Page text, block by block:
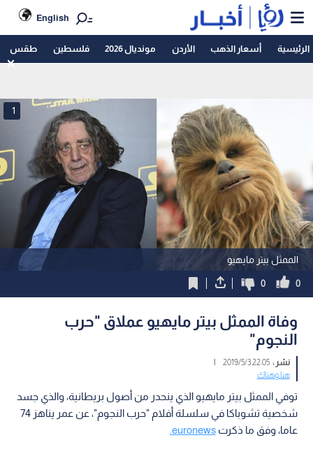
English
الرئيسية أسعار الذهب الأردن مونديال 2026 فلسطين طقس
الممثل بيتر مايهيو
1
0
0
وفاة الممثل بيتر مايهيو عملاق "حرب
النجوم"
نشر :22:05 2019/5/3
|
هنا وهناك
توفي الممثل بيتر مايهيو الذي ينحدر من أصول بريطانية، والذي جسد
شخصية تشوباكا في سلسلة أفلام "حرب النجوم"، عن عمر يناهز 74
عاما، وفق ما ذكرتeuronews.